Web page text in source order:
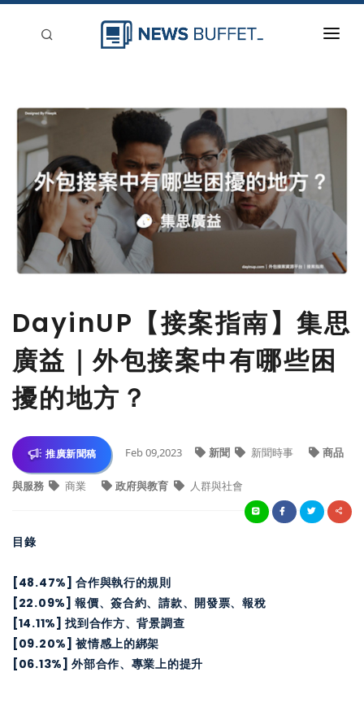
新聞稿分類
刊登
DayinUP【接案指南】集思
廣益｜外包接案中有哪些困
擾的地方？
推廣新聞稿 Feb 09,2023 新聞 新聞時事 商品
與服務 商業 政府與教育 人群與社會
目錄
[48.47%] 合作與執行的規則
[22.09%] 報價、簽合約、請款、開發票、報稅
[14.11%] 找到合作方、背景調查
[09.20%] 被情感上的綁架
[06.13%] 外部合作、專業上的提升